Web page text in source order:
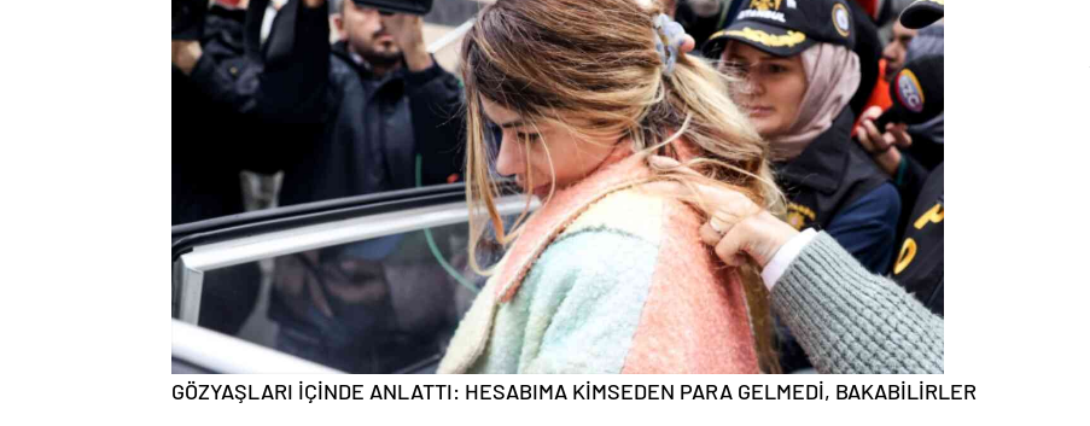
GÖZYAŞLARI İÇİNDE ANLATTI: HESABIMA KİMSEDEN PARA GELMEDİ, BAKABİLİRLER